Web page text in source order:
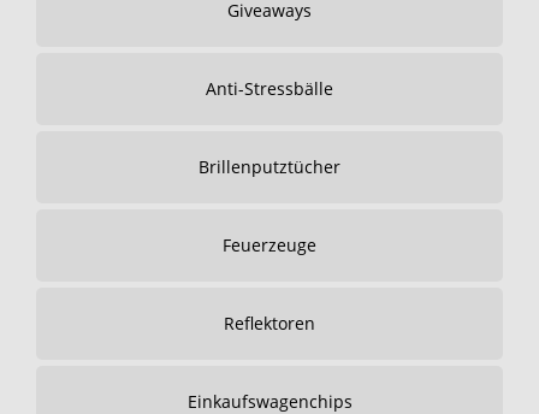
Giveaways
Anti-Stressbälle
Brillenputztücher
Feuerzeuge
Reflektoren
Einkaufswagenchips